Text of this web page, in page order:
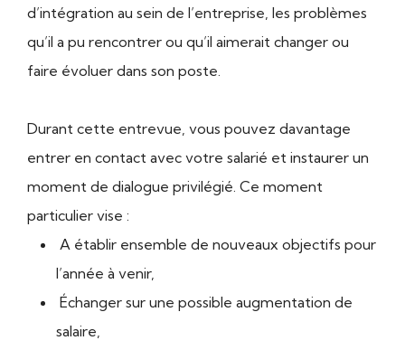
d’intégration au sein de l’entreprise, les problèmes
qu’il a pu rencontrer ou qu’il aimerait changer ou
faire évoluer dans son poste.
Durant cette entrevue, vous pouvez davantage
entrer en contact avec votre salarié et instaurer un
moment de dialogue privilégié. Ce moment
particulier vise :
A établir ensemble de nouveaux objectifs pour
l’année à venir,
Échanger sur une possible augmentation de
salaire,